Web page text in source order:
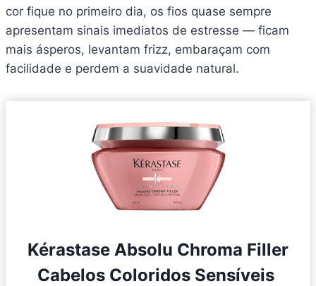
cor fique no primeiro dia, os fios quase sempre
apresentam sinais imediatos de estresse — ficam
mais ásperos, levantam frizz, embaraçam com
facilidade e perdem a suavidade natural.
Kérastase Absolu Chroma Filler
Cabelos Coloridos Sensíveis